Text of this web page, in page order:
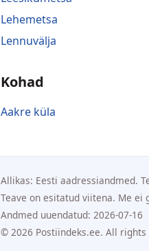
Lehemetsa
Lennuvälja
Kohad
Aakre küla
Allikas: Eesti aadressiandmed.
Teave on esitatud viitena. Me
Andmed uuendatud: 2026-07-16
© 2026 Postiindeks.ee. All rights